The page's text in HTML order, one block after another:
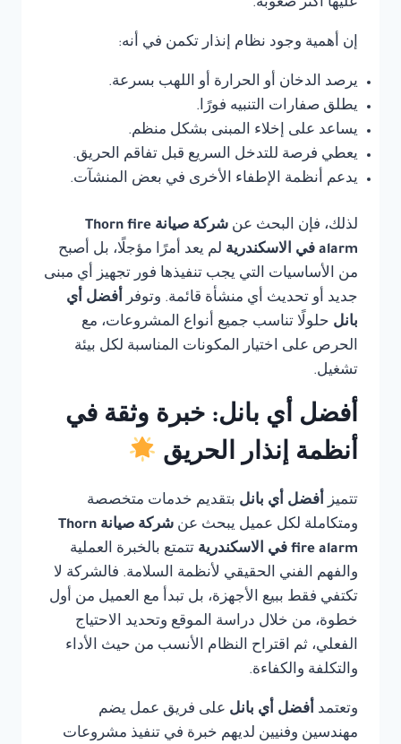
عليها أكثر صعوبة.
إن أهمية وجود نظام إنذار تكمن في أنه:
يرصد الدخان أو الحرارة أو اللهب بسرعة.
يطلق صفارات التنبيه فورًا.
يساعد على إخلاء المبنى بشكل منظم.
يعطي فرصة للتدخل السريع قبل تفاقم الحريق.
يدعم أنظمة الإطفاء الأخرى في بعض المنشآت.
لذلك، فإن البحث عن
شركة صيانة Thorn fire
alarm في الاسكندرية
لم يعد أمرًا مؤجلًا، بل أصبح
من الأساسيات التي يجب تنفيذها فور تجهيز أي مبنى
جديد أو تحديث أي منشأة قائمة. وتوفر أفضل أي
بانل حلولًا تناسب جميع أنواع المشروعات، مع
الحرص على اختيار المكونات المناسبة لكل بيئة
تشغيل.
أفضل أي بانل: خبرة وثقة في
أنظمة إنذار الحريق
تتميز أفضل أي بانل بتقديم خدمات متخصصة
ومتكاملة لكل عميل يبحث عن
شركة صيانة Thorn
fire alarm في الاسكندرية
تتمتع بالخبرة العملية
والفهم الفني الحقيقي لأنظمة السلامة. فالشركة لا
تكتفي فقط ببيع الأجهزة، بل تبدأ مع العميل من أول
خطوة، من خلال دراسة الموقع وتحديد الاحتياج
الفعلي، ثم اقتراح النظام الأنسب من حيث الأداء
والتكلفة والكفاءة.
وتعتمد أفضل أي بانل على فريق عمل يضم
مهندسين وفنيين لديهم خبرة في تنفيذ مشروعات